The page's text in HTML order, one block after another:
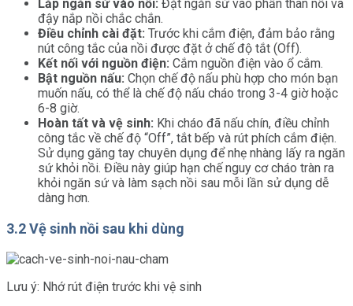
Lắp ngăn sứ vào nồi: Đặt ngăn sứ vào phần thân nồi và
đậy nắp nồi chắc chắn.
Điều chỉnh cài đặt: Trước khi cắm điện, đảm bảo rằng
nút công tắc của nồi được đặt ở chế độ tắt (Off).
Kết nối với nguồn điện: Cắm nguồn điện vào ổ cắm.
Bật nguồn nấu: Chọn chế độ nấu phù hợp cho món bạn
muốn nấu, có thể là chế độ nấu cháo trong 3-4 giờ hoặc
6-8 giờ.
Hoàn tất và vệ sinh: Khi cháo đã nấu chín, điều chỉnh
công tắc về chế độ “Off”, tắt bếp và rút phích cắm điện.
Sử dụng găng tay chuyên dụng để nhẹ nhàng lấy ra ngăn
sứ khỏi nồi. Điều này giúp hạn chế nguy cơ cháo tràn ra
khỏi ngăn sứ và làm sạch nồi sau mỗi lần sử dụng dễ
dàng hơn.
3.2 Vệ sinh nồi sau khi dùng
Lưu ý: Nhớ rút điện trước khi vệ sinh